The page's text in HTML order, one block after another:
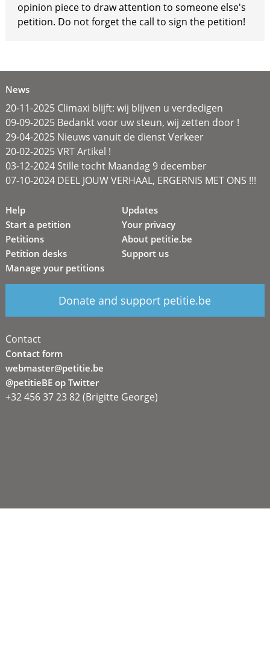
opinion piece to draw attention to someone else's
petition. Do not forget the call to sign the petition!
News
20-11-2025 Climaxi blijft: wij blijven u verdedigen
09-09-2025 Bedankt voor uw steun, wij zetten door !
29-04-2025 Nieuws vanuit de dienst Verkeer
20-02-2025 VRT Artikel !
03-12-2024 Stille tocht Maandag 9 december
07-10-2024 DEEL JOUW VERHAAL, ERGERNIS MET ONS !!!
Help
Start a petition
Petitions
Petition desks
Manage your petitions
Updates
Your privacy
About petitie.be
Support us
Donate and support petitie.be
Contact
Contact form
webmaster@petitie.be
@petitieBE op Twitter
+32 456 37 23 82 (Brigitte George)